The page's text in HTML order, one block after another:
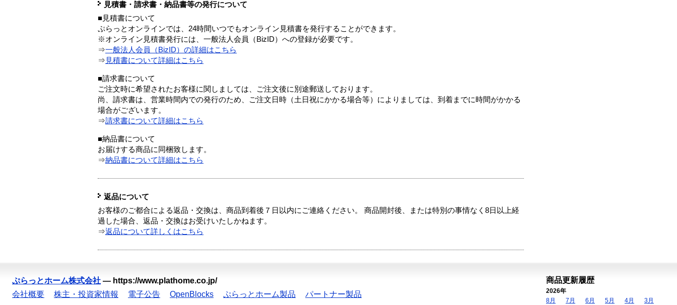
見積書・請求書・納品書等の発行について
■見積書について
ぷらっとオンラインでは、24時間いつでもオンライン見積書を発行することができます。
※オンライン見積書発行には、一般法人会員（BizID）への登録が必要です。
⇒一般法人会員（BizID）の詳細はこちら
⇒ 見積書について詳細はこちら
■請求書について
ご注文時に希望されたお客様に関しましては、ご注文後に別途郵送しております。
尚、請求書は、営業時間内での発行のため、ご注文日時（土日祝にかかる場合等）によりましては、到着までに時間がかかる
場合がございます。
⇒請求書について詳細はこちら
■納品書について
お届けする商品に同梱致します。
⇒納品書について詳細はこちら
返品について
お客様のご都合による返品・交換は、商品到着後７日以内にご連絡ください。 商品開封後、または特別の事情なく8日以上経
過した場合、返品・交換はお受けいたしかねます。
⇒返品について詳しくはこちら
ぷらっとホーム株式会社 — https://www.plathome.co.jp/
会社概要
株主・投資家情報 電子公告 OpenBlocks ぷらっとホーム製品 パートナー製品
商品更新履歴
2026年
8月
7月 6月 5月 4月 3月